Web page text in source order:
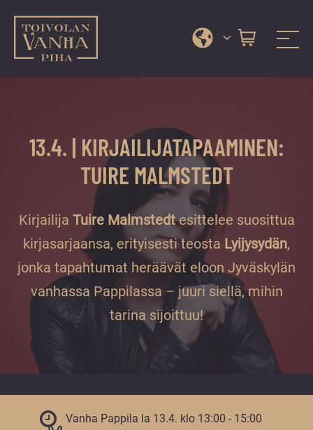
Toivolan vanha piha
palvelut
kiireettömiä
hyviä
hetkiä
ympäri
13.4. | KIRJAILIJATAPAAMINEN:
TUIRE MALMSTEDT
Kirjailija Tuire Malmstedtesittelee suosittua
kirjasarjaansa, erityisesti teosta Lyijysydän,
jonka tapahtumat heräävät eloon Jyväskylän
vanhassa Pappilassa – juuri siellä, mihin
tarina sijoittuu!
Vanha Pappila la 13.4. klo 13:00 - 15:00